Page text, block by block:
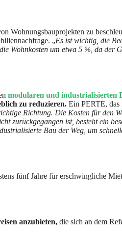
Wohnungsbauprojekten zu
„Es ist wichtig, die
Wohnkosten um etwa 5 %, da der
modularen und industrialisierten
zu reduzieren. Ein PERTE,
Richtung. Die Kosten für den
zurückgegangen ist, besteht ein
Bau der Weg, um
fünf Jahre für erschwingliche
anzubieten, die sich an dem